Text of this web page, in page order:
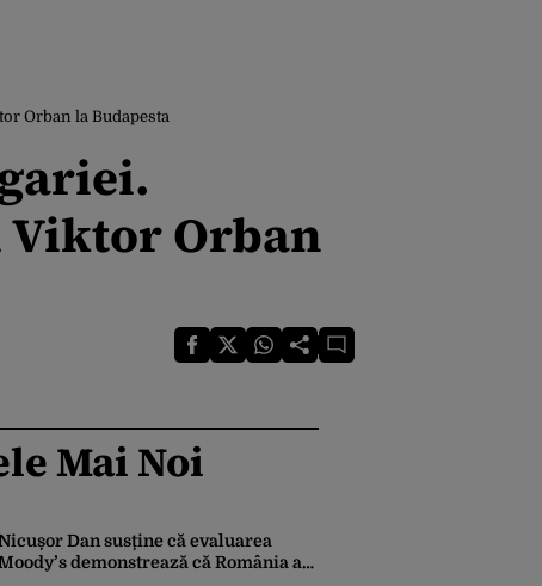
Orban la Budapesta
Viktor Orban
Mai Noi
Dan susține că evaluarea
demonstrează că România a